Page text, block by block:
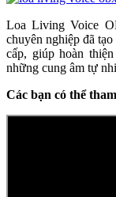
Loa Living Voice
chuyên nghiệp đã
cấp, giúp hoàn
những cung âm tự
Các bạn có thể